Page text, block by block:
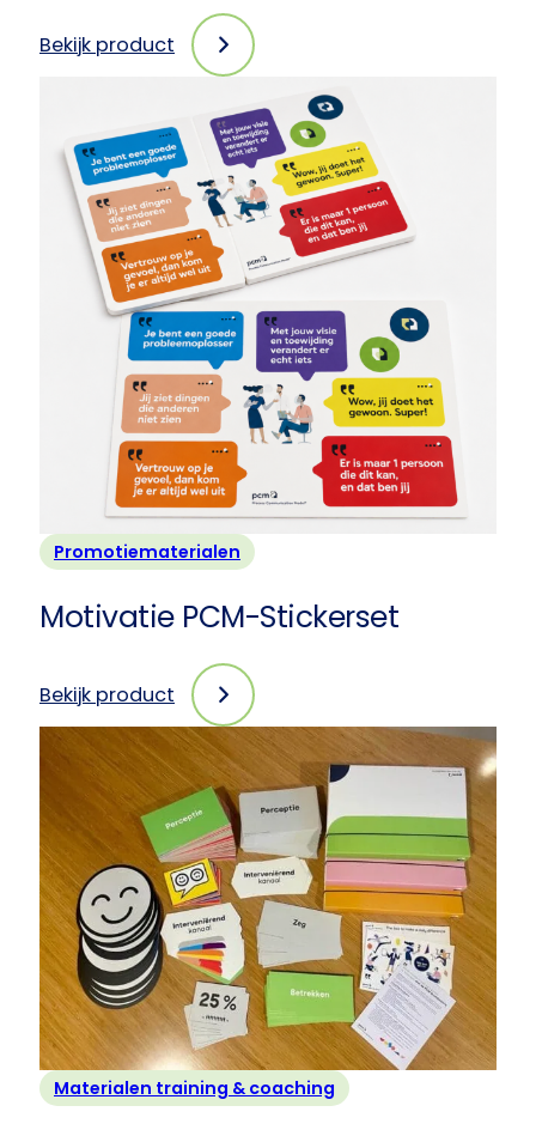
Bekijk product
:
pennen
Promotiematerialen
Motivatie PCM-Stickerset
Bekijk product
:
Motivatie
PCM-
Stickerset
Materialen training & coaching